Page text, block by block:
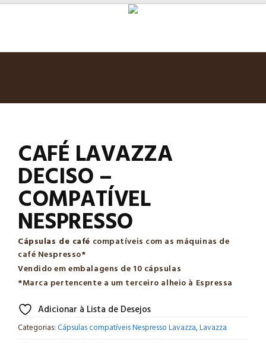
CAFÉ LAVAZZA
DECISO –
COMPATÍVEL
NESPRESSO
Cápsulas de café compatíveis com as máquinas de
café Nespresso*
Vendido em embalagens de 10 cápsulas
*Marca pertencente a um terceiro alheio à Espressa
Adicionar à Lista de Desejos
Categorias:Cápsulas compatíveis Nespresso Lavazza,Lavazza